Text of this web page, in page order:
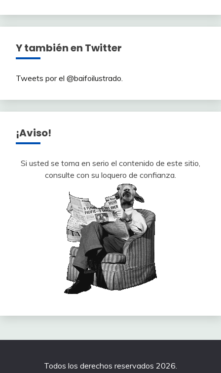
Y también en Twitter
Tweets por el @baifoilustrado.
¡Aviso!
Si usted se toma en serio el contenido de este sitio,
consulte con su loquero de confianza.
Todos los derechos reservados 2026.